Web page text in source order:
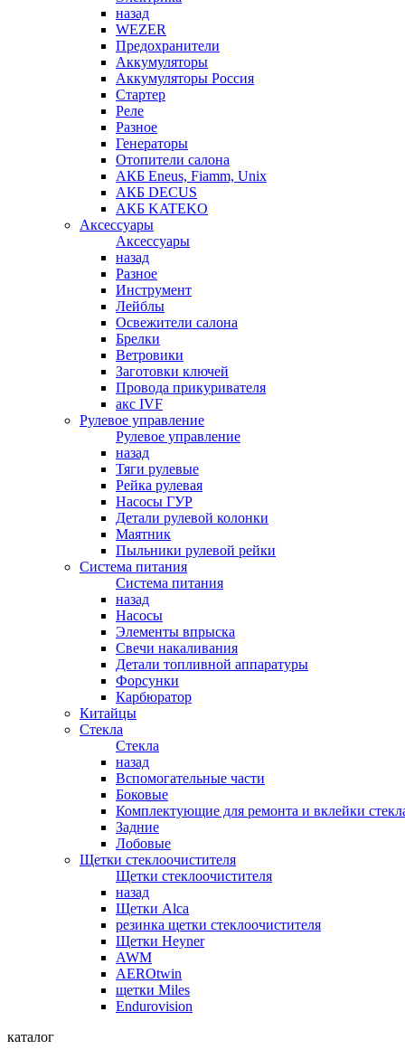
назад
WEZER
Предохранители
Аккумуляторы
Аккумуляторы Россия
Стартер
Реле
Разное
Генераторы
Отопители салона
АКБ Eneus, Fiamm, Unix
АКБ DECUS
АКБ KATEKO
Аксессуары
Аксессуары
назад
Разное
Инструмент
Лейблы
Освежители салона
Брелки
Ветровики
Заготовки ключей
Провода прикуривателя
акс IVF
Рулевое управление
Рулевое управление
назад
Тяги рулевые
Рейка рулевая
Насосы ГУР
Детали рулевой колонки
Маятник
Пыльники рулевой рейки
Система питания
Система питания
назад
Насосы
Элементы впрыска
Свечи накаливания
Детали топливной аппаратуры
Форсунки
Карбюратор
Китайцы
Стекла
Стекла
назад
Вспомогательные части
Боковые
Комплектующие для ремонта и вклейки
Задние
Лобовые
Щетки стеклоочистителя
Щетки стеклоочистителя
назад
Щетки Alca
резинка щетки стеклоочистителя
Щетки Heyner
AWM
AEROtwin
щетки Miles
Endurovision
каталог